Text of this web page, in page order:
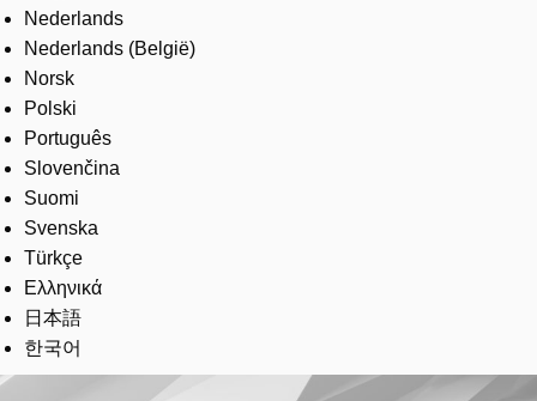
Nederlands
Nederlands (België)
Norsk
Polski
Português
Slovenčina
Suomi
Svenska
Türkçe
Ελληνικά
日本語
한국어